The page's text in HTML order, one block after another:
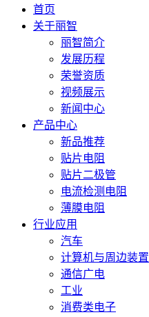
首页
关于丽智
丽智简介
发展历程
荣誉资质
视频展示
新闻中心
产品中心
新品推荐
贴片电阻
贴片二极管
电流检测电阻
薄膜电阻
行业应用
汽车
计算机与周边装置
通信广电
工业
消费类电子